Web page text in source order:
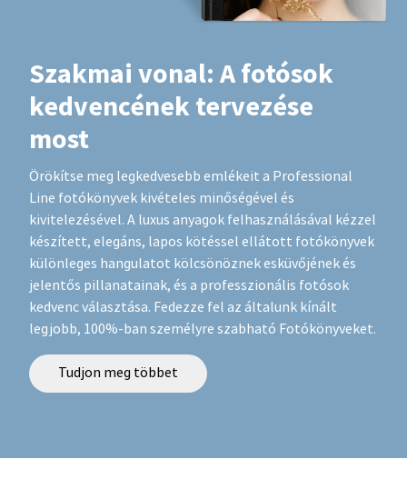
Szakmai vonal: A fotósok
kedvencének tervezése
most
Örökítse meg legkedvesebb emlékeit a Professional
Line fotókönyvek kivételes minőségével és
kivitelezésével. A luxus anyagok felhasználásával kézzel
készített, elegáns, lapos kötéssel ellátott fotókönyvek
különleges hangulatot kölcsönöznek esküvőjének és
jelentős pillanatainak, és a professzionális fotósok
kedvenc választása. Fedezze fel az általunk kínált
legjobb, 100%-ban személyre szabható Fotókönyveket.
Tudjon meg többet